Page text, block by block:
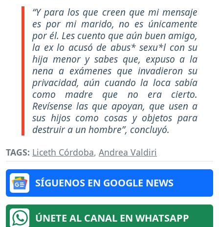
“Y para los que creen que mi mensaje
es por mi marido, no es únicamente
por él. Les cuento que aún buen amigo,
la ex lo acusó de abus* sexu*l con su
hija menor y sabes que, expuso a la
nena a exámenes que invadieron su
privacidad, aún cuando la loca sabía
como madre que no era cierto.
Revísense las que apoyan, que usen a
sus hijos como cosas y objetos para
destruir a un hombre”, concluyó.
TAGS: Liceth Córdoba, Andrea Valdiri
SÍGUENOS EN GOOGLE NEWS
ÚNETE AL CANAL EN WHATSAPP